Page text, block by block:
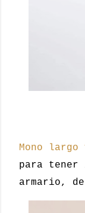
Mono largo
para tener
armario, de